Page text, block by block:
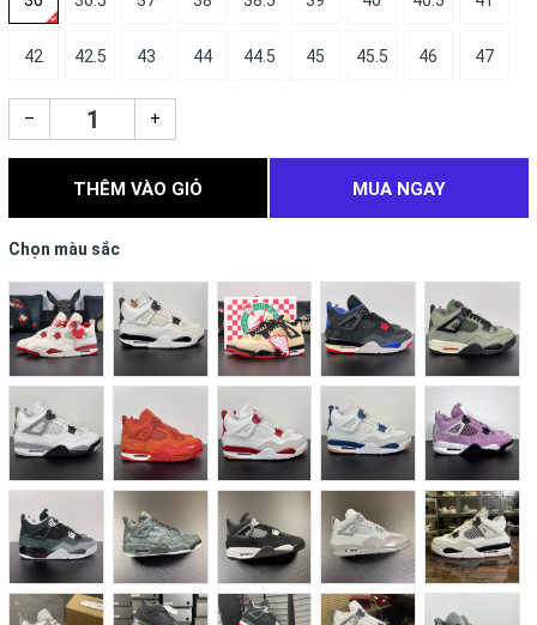
42 42.5 43 44 44.5 45 45.5 46 47
– +
THÊM VÀO GIỎ MUA NGAY
Chọn màu sắc